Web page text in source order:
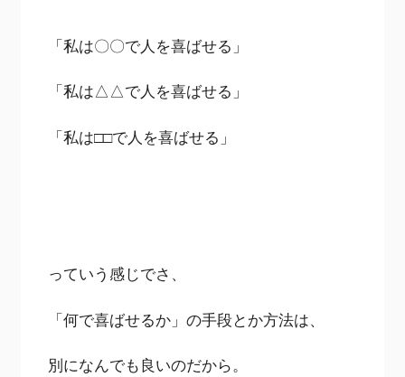
「私は〇〇で人を喜ばせる」
「私は△△で人を喜ばせる」
「私は□□で人を喜ばせる」
っていう感じでさ、
「何で喜ばせるか」の手段とか方法は、
別になんでも良いのだから。